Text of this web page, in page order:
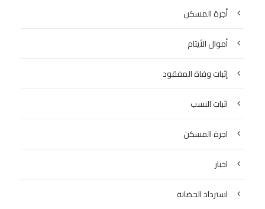
أجرة المسكن
أموال الأيتام
إثبات وفاة المفقود
اثبات النسب
اجرة المسكن
اخبار
استرداد الحضانة